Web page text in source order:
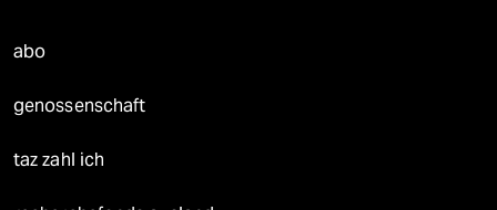
abo
genossenschaft
taz zahl ich